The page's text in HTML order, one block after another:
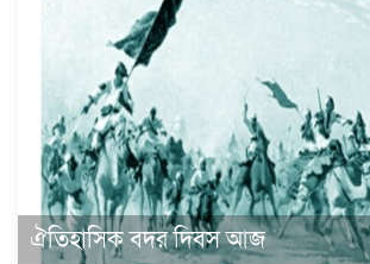
ঐতিহাসিক বদর দিবস আজ